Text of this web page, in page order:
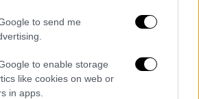
to send me
to enable storage
like cookies on web or
in apps.
Σκάι, στο ερώτημα αν
να παρθούν μέτρα
και σε άλλα νησιά, ο κ.